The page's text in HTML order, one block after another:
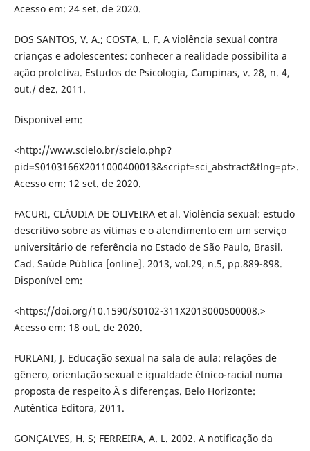
Acesso em: 24 set. de 2020.
DOS SANTOS, V. A.; COSTA, L. F. A violência sexual contra
crianças e adolescentes: conhecer a realidade possibilita a
ação protetiva. Estudos de Psicologia, Campinas, v. 28, n. 4,
out./ dez. 2011.
Disponível em:
<http://www.scielo.br/scielo.php?
pid=S0103166X2011000400013&script=sci_abstract&tlng=pt>.
Acesso em: 12 set. de 2020.
FACURI, CLÁUDIA DE OLIVEIRA et al. Violência sexual: estudo
descritivo sobre as vítimas e o atendimento em um serviço
universitário de referência no Estado de São Paulo, Brasil.
Cad. Saúde Pública [online]. 2013, vol.29, n.5, pp.889-898.
Disponível em:
<https://doi.org/10.1590/S0102-311X2013000500008.>
Acesso em: 18 out. de 2020.
FURLANI, J. Educação sexual na sala de aula: relações de
gênero, orientação sexual e igualdade étnico-racial numa
proposta de respeito Ã s diferenças. Belo Horizonte:
Autêntica Editora, 2011.
GONÇALVES, H. S; FERREIRA, A. L. 2002. A notificação da